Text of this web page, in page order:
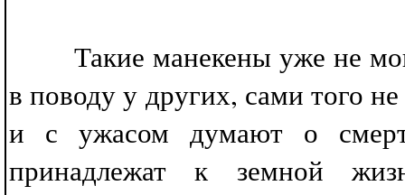
Такие манекены уже не
в поводу у других, сами того
и с ужасом думают о
принадлежат к земной